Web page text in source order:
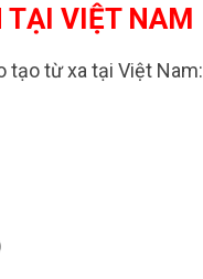
TẠI VIỆT NAM
từ xa tại Việt Nam:​